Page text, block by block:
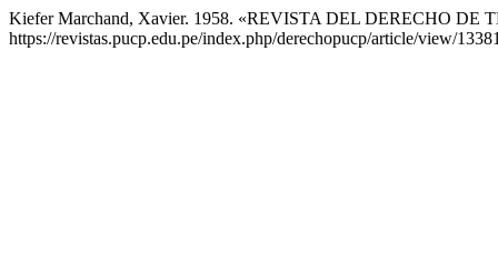
Kiefer Marchand, Xavier. 1958. «REVISTA DEL DERECHO DE
https://revistas.pucp.edu.pe/index.php/derechopucp/article/view/